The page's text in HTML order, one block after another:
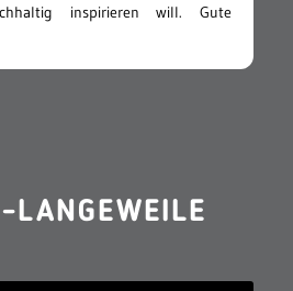
inspirieren will. Gute
LANGEWEILE